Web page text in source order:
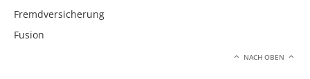
Fremdversicherung
Fusion
NACH OBEN